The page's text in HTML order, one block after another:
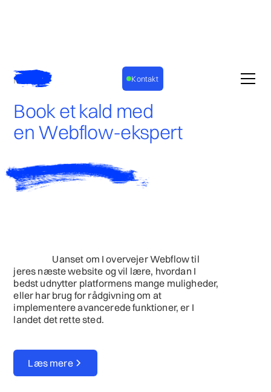
Kontakt
Kontakt
Book et kald med
en Webflow-ekspert
Uanset om I overvejer Webflow til
jeres næste website og vil lære, hvordan I
bedst udnytter platformens mange muligheder,
eller har brug for rådgivning om at
implementere avancerede funktioner, er I
landet det rette sted.
Læs mere